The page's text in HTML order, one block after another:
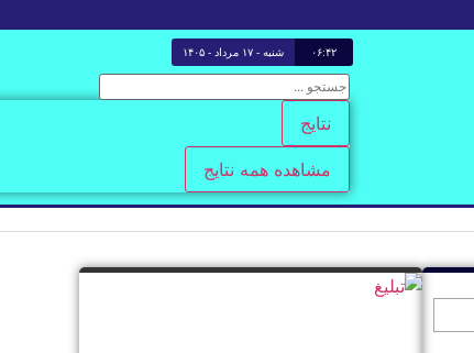
۰۶:۴۳ شنبه - ۱۷ مرداد - ۱۴۰۵
نتایج
مشاهده همه نتایج